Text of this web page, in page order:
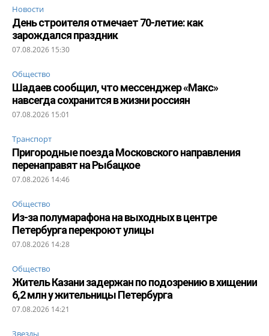
Новости
День строителя отмечает 70-летие: как
зарождался праздник
07.08.2026 15:30
Общество
Шадаев сообщил, что мессенджер «Макс»
навсегда сохранится в жизни россиян
07.08.2026 15:01
Транспорт
Пригородные поезда Московского направления
перенаправят на Рыбацкое
07.08.2026 14:46
Общество
Из-за полумарафона на выходных в центре
Петербурга перекроют улицы
07.08.2026 14:28
Общество
Житель Казани задержан по подозрению в хищении
6,2 млн у жительницы Петербурга
07.08.2026 14:21
Звезды